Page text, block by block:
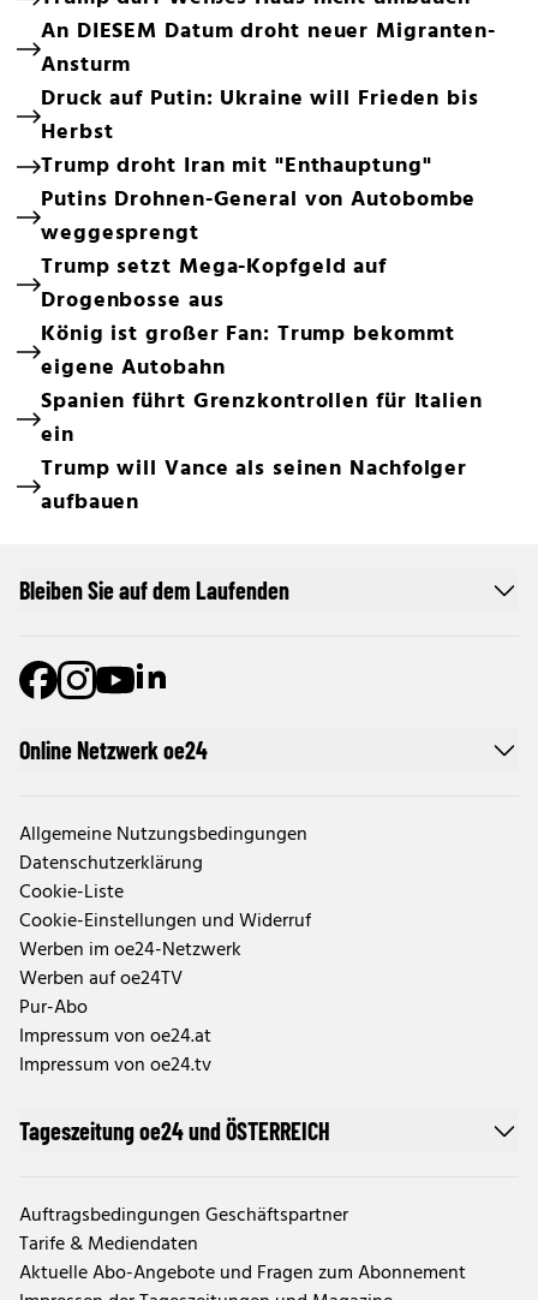
An DIESEM Datum droht neuer Migranten-
Ansturm
Druck auf Putin: Ukraine will Frieden bis
Herbst
Trump droht Iran mit "Enthauptung"
Putins Drohnen-General von Autobombe
weggesprengt
Trump setzt Mega-Kopfgeld auf
Drogenbosse aus
König ist großer Fan: Trump bekommt
eigene Autobahn
Spanien führt Grenzkontrollen für Italien
ein
Trump will Vance als seinen Nachfolger
aufbauen
Online Netzwerk oe24
Allgemeine Nutzungsbedingungen
Datenschutzerklärung
Cookie-Liste
Cookie-Einstellungen und Widerruf
Werben im oe24-Netzwerk
Werben auf oe24TV
Pur-Abo
Impressum von oe24.at
Impressum von oe24.tv
Tageszeitung oe24 und ÖSTERREICH
Auftragsbedingungen Geschäftspartner
Tarife & Mediendaten
Aktuelle Abo-Angebote und Fragen zum Abonnement
Bleiben Sie auf dem Laufenden